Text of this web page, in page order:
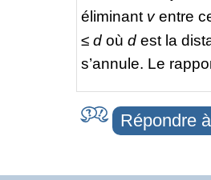
éliminant ventre
≤ d où d est la
s’annule. Le
Répondre